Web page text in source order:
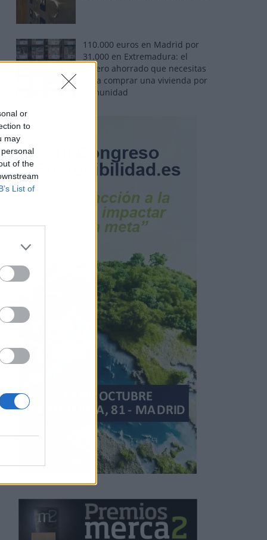
or
to
may
of the
List of
110.000 euros en Madrid por
31.000 en Extremadura: el
dinero ahorrado que necesitas
para comprar una vivienda por
comunidad